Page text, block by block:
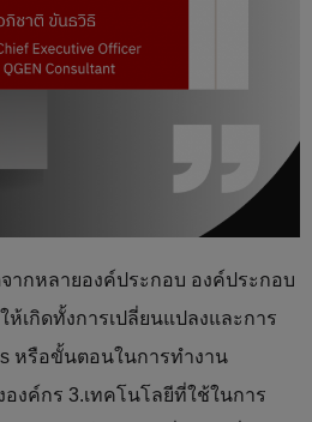
จากหลายองค์ประกอบ องค์ประกอบ
เกิดทั้งการเปลี่ยนแปลงและการ
หรือขั้นตอนในการทำงาน
องค์กร 3.เทคโนโลยีที่ใช้ในการ